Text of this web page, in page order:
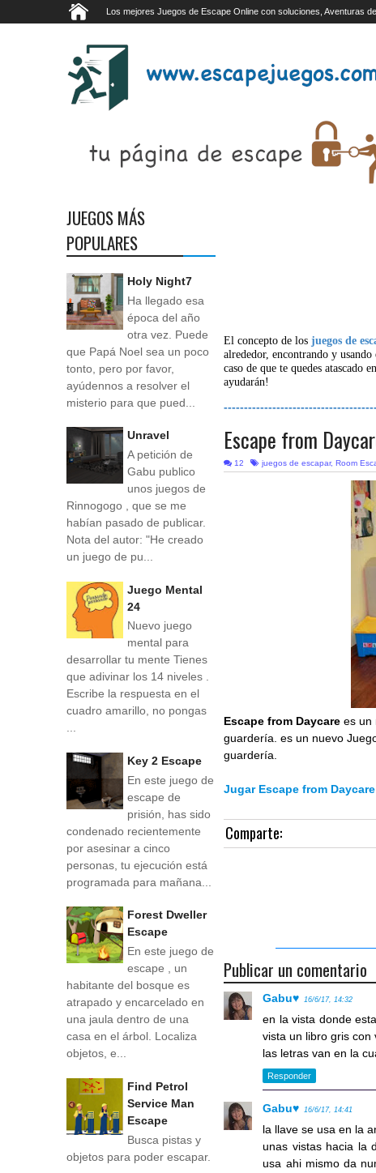
Los mejores Juegos de Escape Online con soluciones, Aventuras
El concepto de losjuegos de
alrededor, encontrando y
caso de que te quedes atascado
ayudarán!
Escape from
12 juegos de escapar, Room
Escape from Daycare es
guardería. es un nuevo
guardería.
Jugar Escape from Daycare
Comparte:
Publicar un comentario
Gabu♥ 16/6/17, 14:32
en la vista donde
vista un libro gris
las letras van en la
Responder
Gabu♥ 16/6/17, 14:41
la llave se usa en la
unas vistas hacia la
usa ahi mismo da
JUEGOS MÁS
POPULARES
Holy Night7
Ha llegado esa
época del año
otra vez. Puede
que Papá Noel sea un poco
tonto, pero por favor,
ayúdennos a resolver el
misterio para que pued...
Unravel
A petición de
Gabu publico
unos juegos de
Rinnogogo , que se me
habían pasado de publicar.
Nota del autor: "He creado
un juego de pu...
Juego Mental
24
Nuevo juego
mental para
desarrollar tu mente Tienes
que adivinar los 14 niveles .
Escribe la respuesta en el
cuadro amarillo, no pongas
...
Key 2 Escape
En este juego de
escape de
prisión, has sido
condenado recientemente
por asesinar a cinco
personas, tu ejecución está
programada para mañana...
Forest Dweller
Escape
En este juego de
escape , un
habitante del bosque es
atrapado y encarcelado en
una jaula dentro de una
casa en el árbol. Localiza
objetos, e...
Find Petrol
Service Man
Escape
Busca pistas y
objetos para poder escapar.